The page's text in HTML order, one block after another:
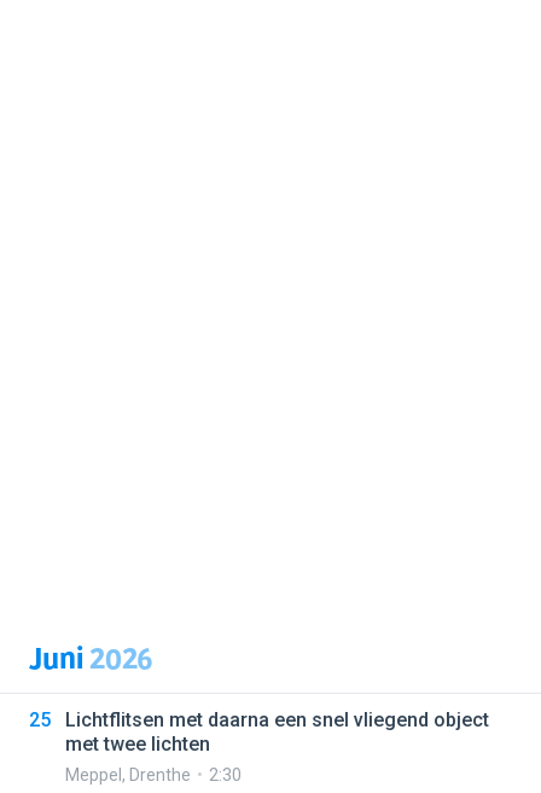
Juni2026
25
Lichtflitsen met daarna een snel vliegend object
met twee lichten
Meppel , Drenthe
2:30